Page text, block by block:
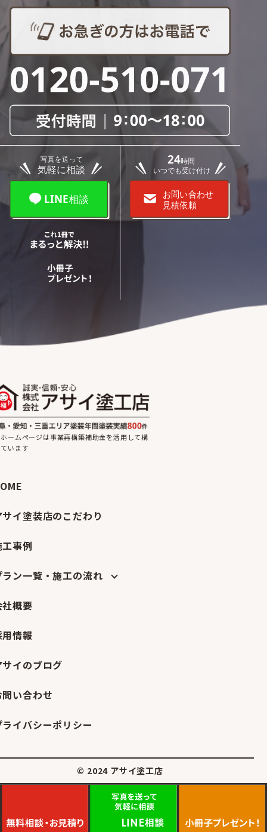
ームページは事業再構築補助金を活用して構
います
イ塗装店のこだわり
事例
ラン一覧・施工の流れ
概要
情報
サイのブログ
い合わせ
イバシーポリシー
© 2024 アサイ塗工店